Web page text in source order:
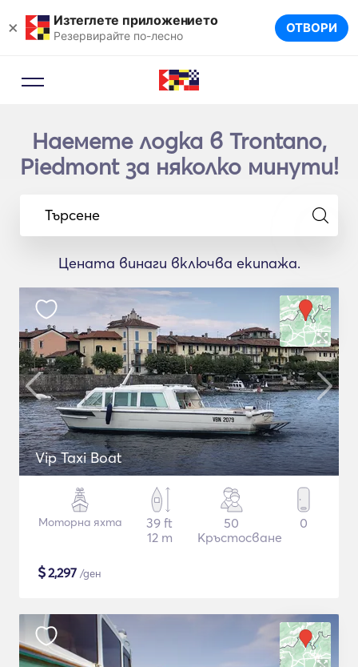
× Изтеглете приложението
Резервирайте по-лесно ОТВОРИ
Наемете лодка в Trontano,
Piedmont за няколко минути!
Търсене
Цената винаги включва екипажа.
Vip Taxi Boat
Моторна яхта
39 ft
12 m
50
Кръстосване
0
$2,297 /ден